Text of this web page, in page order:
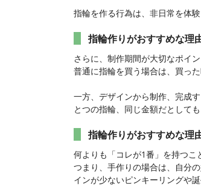
指輪を作る行為は、非日常を体
指輪作りがおすすめな理
さらに、制作期間が大切なポイン
普通に指輪を買う場合は、買っ
一方、デザインから制作、完成
とつの指輪、同じ金額だとして
指輪作りがおすすめな理
何よりも「コレが1番」を持つこ
つまり、手作りの場合は、自分
インが少ないピンキーリングや